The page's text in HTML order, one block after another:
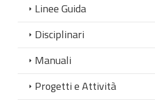
Linee Guida
Disciplinari
Manuali
Progetti e Attività